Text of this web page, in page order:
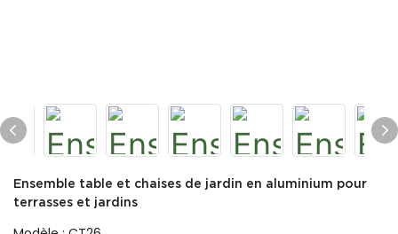
Ensemble table et chaises de jardin en aluminium pour
terrasses et jardins